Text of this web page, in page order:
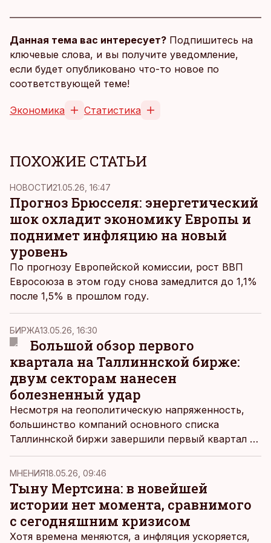
Данная тема вас интересует? Подпишитесь на
ключевые слова, и вы получите уведомление,
если будет опубликовано что-то новое по
соответствующей теме!
Экономика Статистика
ПОХОЖИЕ СТАТЬИ
НОВОСТИ21.05.26, 16:47
Прогноз Брюсселя: энергетический
шок охладит экономику Европы и
поднимет инфляцию на новый
уровень
По прогнозу Европейской комиссии, рост ВВП
Евросоюза в этом году снова замедлится до 1,1%
после 1,5% в прошлом году.
БИРЖА13.05.26, 16:30
Большой обзор первого
квартала на Таллиннской бирже:
двум секторам нанесен
болезненный удар
Несмотря на геополитическую напряженность,
большинство компаний основного списка
Таллиннской биржи завершили первый квартал с
результатами лучше, чем год назад. Но для двух
секторов – недвижимость и строительство – этот
период оказался заметно сложнее.
MНЕНИЯ18.05.26, 09:46
Тыну Мертсина: в новейшей
истории нет момента, сравнимого
с сегодняшним кризисом
Хотя времена меняются, а инфляция ускоряется,